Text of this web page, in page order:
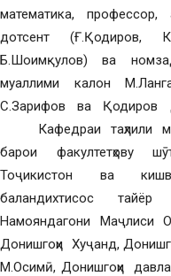
математика,
дотсент (Ғ.Қодиров,
Б.Шоимқулов) ва
муаллими калон
С.Зарифов ва Қодиров
Кафедраи таҳлили
барои факултетҳову
Тоҷикистон ва
баландихтисос
Намояндагони Маҷлиси
Донишгоҳи Хуҷанд,
М.Осимӣ, Донишгоҳи